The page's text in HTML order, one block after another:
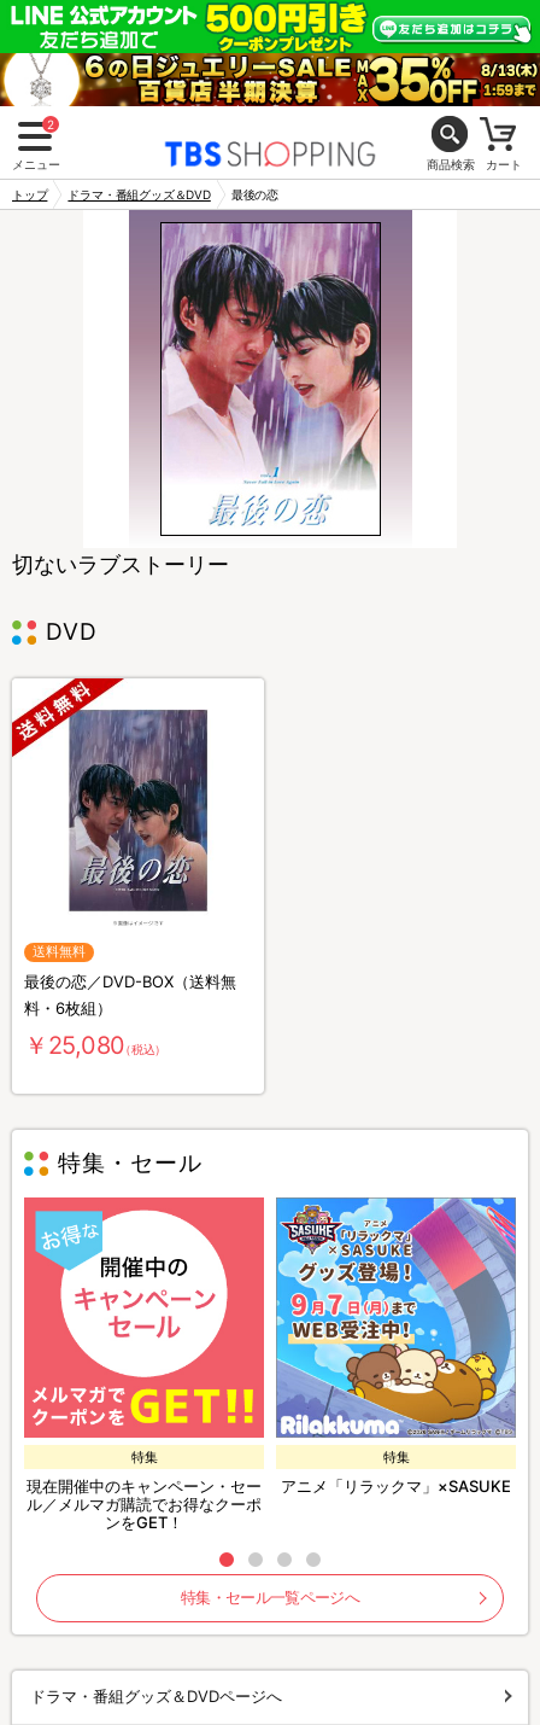
2
メニュー 商品検索 カート
トップ ドラマ・番組グッズ＆DVD 最後の恋
切ないラブストーリー
DVD
送料無料
最後の恋／DVD-BOX（送料無
料・6枚組）
￥25,080（税込）
特集・セール
特集
現在開催中のキャンペーン・セー
ル／メルマガ購読でお得なクーポ
ンをGET！
特集
アニメ「リラックマ」×SASUKE
特集・セール一覧ページへ
ドラマ・番組グッズ＆DVDページへ